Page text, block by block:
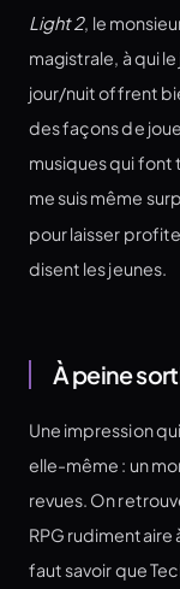
Light 2, le
magistrale, à qui
jour/nuit offrent
des façons de
musiques qui font
me suis même
pour laisser
disent les jeunes.
À peine
Une impression
elle-même : un
revues. On
RPG rudimentaire
faut savoir que